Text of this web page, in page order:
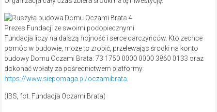
Prezes Fundacji ze swoimi podopiecznymi
Fundacja liczy na dalszą hojność i serce darczyńców. Kto zechce
pomóc w budowie, może to zrobić, przelewając środki na konto
budowy Domu Oczami Brata: 73 1750 0000 0000 3860 0133 oraz
dokonać wpłaty za pośrednictwem platformy:
https://www.siepomaga.pl/oczamibrata.
(IBS, fot. Fundacja Oczami Brata)